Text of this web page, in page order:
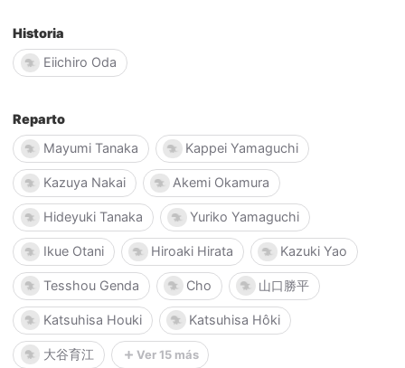
Historia
Eiichiro Oda
Reparto
Mayumi Tanaka
Kappei Yamaguchi
Kazuya Nakai Akemi Okamura
Hideyuki Tanaka Yuriko Yamaguchi
Ikue Otani Hiroaki Hirata Kazuki Yao
Tesshou Genda Cho 山口勝平
Katsuhisa Houki Katsuhisa Hôki
大谷育江 Ver 15 más